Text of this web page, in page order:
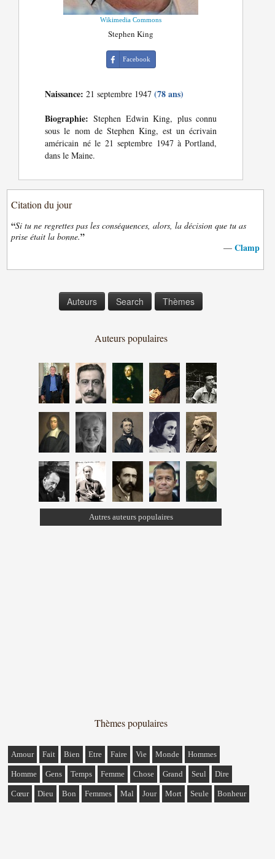
Wikimedia Commons
Stephen King
Facebook
Naissance: 21 septembre 1947(78 ans)
Biographie: Stephen Edwin King, plus connu
sous le nom de Stephen King, est un écrivain
américain né le 21 septembre 1947 à Portland,
dans le Maine.
Citation du jour
“Si tu ne regrettes pas les conséquences, alors, la décision que tu as
prise était la bonne.”
— Clamp
Auteurs Search Thèmes
Auteurs populaires
Autres auteurs populaires
Thèmes populaires
Amour Fait Bien Etre Faire Vie Monde Hommes
Homme Gens Temps Femme Chose Grand Seul Dire
Cœur Dieu Bon Femmes Mal Jour Mort Seule Bonheur